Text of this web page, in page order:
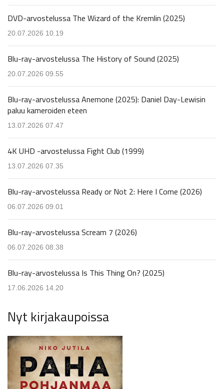
DVD-arvostelussa The Wizard of the Kremlin (2025)
20.07.2026 10.19
Blu-ray-arvostelussa The History of Sound (2025)
20.07.2026 09.55
Blu-ray-arvostelussa Anemone (2025): Daniel Day-Lewisin
paluu kameroiden eteen
13.07.2026 07.47
4K UHD -arvostelussa Fight Club (1999)
13.07.2026 07.35
Blu-ray-arvostelussa Ready or Not 2: Here I Come (2026)
06.07.2026 09.01
Blu-ray-arvostelussa Scream 7 (2026)
06.07.2026 08.38
Blu-ray-arvostelussa Is This Thing On? (2025)
17.06.2026 14.20
Nyt kirjakaupoissa